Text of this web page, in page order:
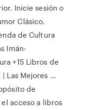
Inicie sesión o
Clásico.
de Cultura
Imán-
+15 Libros de
Las Mejores ...
de
acceso a libros